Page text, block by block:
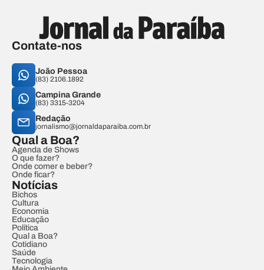
Contate-nos
João Pessoa
(83) 2106.1892
Campina Grande
(83) 3315-3204
Redação
jornalismo@jornaldaparaiba.com.br
Qual a Boa?
Agenda de Shows
O que fazer?
Onde comer e beber?
Onde ficar?
Notícias
Bichos
Cultura
Economia
Educação
Política
Qual a Boa?
Cotidiano
Saúde
Tecnologia